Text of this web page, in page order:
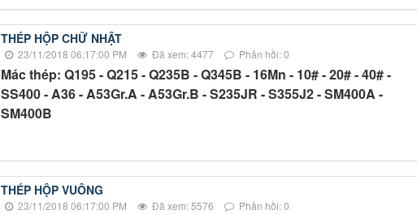
THÉP HỘP CHỮ NHẬT
23/11/2018 06:17:00 PM Đã xem: 4477 Phản hồi: 0
Mác thép: Q195 - Q215 - Q235B - Q345B - 16Mn - 10# - 20# - 40# -
SS400 - A36 - A53Gr.A - A53Gr.B - S235JR - S355J2 - SM400A -
SM400B
THÉP HỘP VUÔNG
23/11/2018 06:17:00 PM Đã xem: 5576 Phản hồi: 0